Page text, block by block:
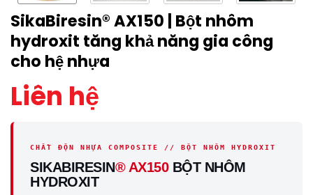
SikaBiresin® AX150 | Bột nhôm
hydroxit tăng khả năng gia công
cho hệ nhựa
Liên hệ
CHẤT ĐỘN NHỰA COMPOSITE // BỘT NHÔM HYDROXIT
SIKABIRESIN® AX150BỘT NHÔM
HYDROXIT